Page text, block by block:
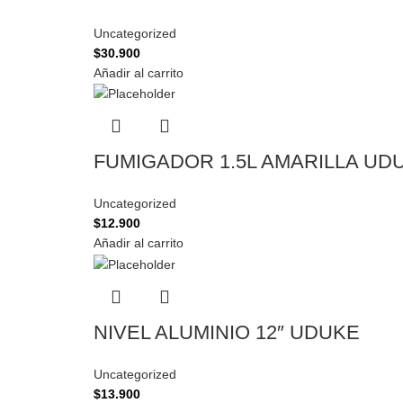
Uncategorized
$30.900
Añadir al carrito
FUMIGADOR 1.5L AMARILLA
Uncategorized
$12.900
Añadir al carrito
NIVEL ALUMINIO 12″ UDUKE
Uncategorized
$13.900